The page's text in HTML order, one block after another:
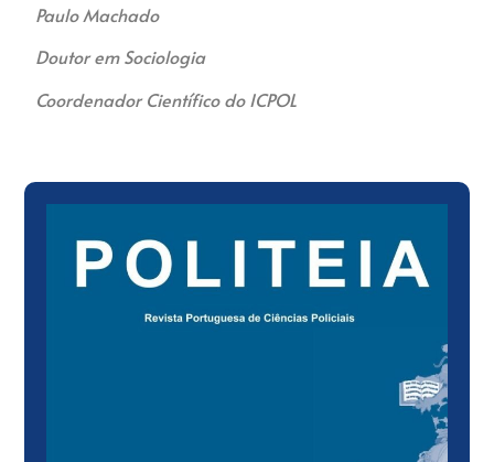
Paulo Machado
Doutor em Sociologia
Coordenador Científico do ICPOL